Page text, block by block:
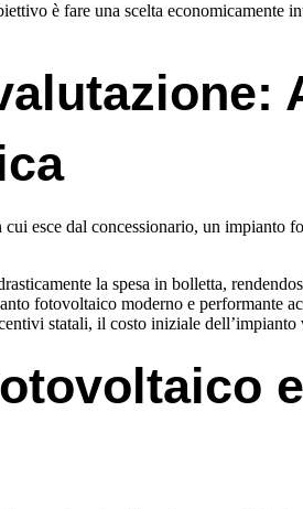
è fare una scelta
esce dal concessionario, un impianto
la spesa in bolletta,
fotovoltaico moderno e performante
statali, il costo iniziale